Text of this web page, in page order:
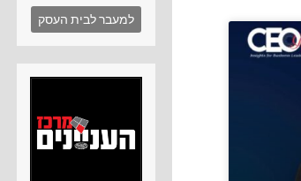
למעבר לבית העסק